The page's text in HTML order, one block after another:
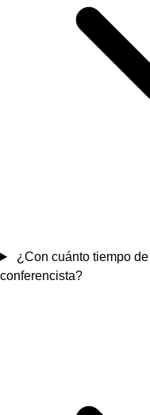
¿Con cuánto tiempo
conferencista?